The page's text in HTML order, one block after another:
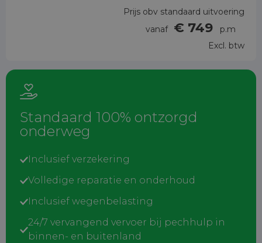
Prijs obv standaard uitvoering
vanaf € 749
p.m
Excl. btw
Standaard 100% ontzorgd
onderweg
Inclusief verzekering
Volledige reparatie en onderhoud
Inclusief wegenbelasting
24/7 vervangend vervoer bij pechhulp in
binnen- en buitenland